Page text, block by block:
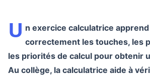
U n exercice calculatrice
correctement les touches, les
les priorités de calcul pour obtenir
Au collège, la calculatrice aide à